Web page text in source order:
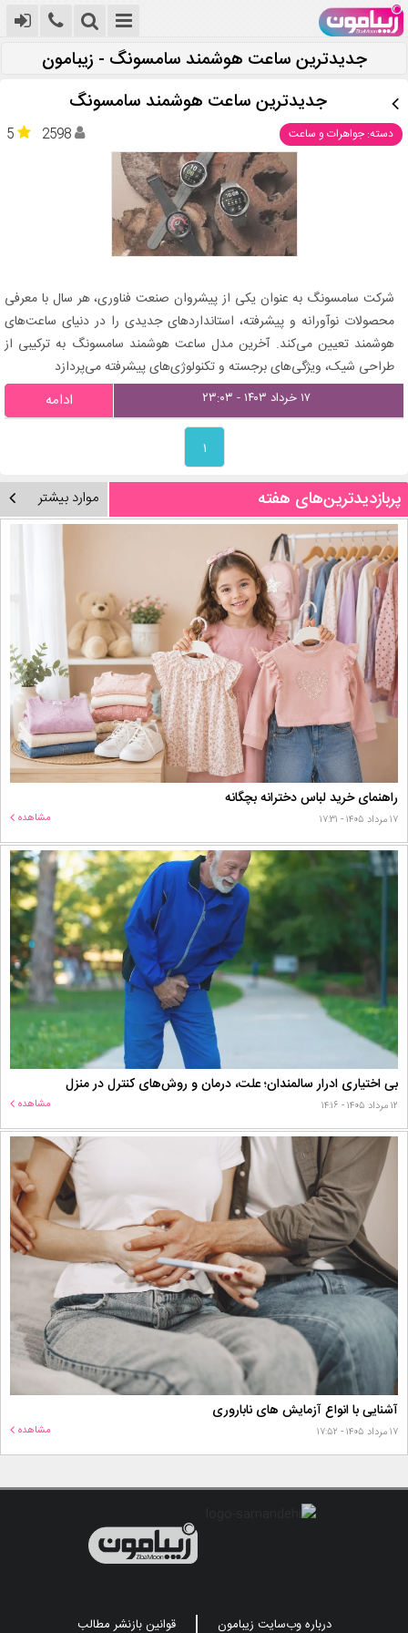
جدیدترین ساعت هوشمند سامسونگ - زیبامون
جدیدترین ساعت هوشمند سامسونگ
دسته: جواهرات و ساعت 5 2598
شرکت سامسونگ به عنوان یکی از پیشروان صنعت فناوری، هر سال با معرفی
محصولات نوآورانه و پیشرفته، استانداردهای جدیدی را در دنیای ساعت‌های
هوشمند تعیین می‌کند. آخرین مدل ساعت هوشمند سامسونگ به ترکیبی از
طراحی شیک، ویژگی‌های برجسته و تکنولوژی‌های پیشرفته می‌پردازد
۱۷ خرداد ۱۴۰۳ - ۲۳:۰۳ ادامه
۱
پربازدیدترین‌های هفته موارد بیشتر
راهنمای خرید لباس دخترانه بچگانه
۱۷ مرداد ۱۴۰۵ - ۱۷:۳۱ مشاهده
بی اختیاری ادرار سالمندان؛ علت، درمان و روش‌های کنترل در منزل
۱۲ مرداد ۱۴۰۵ - ۱۴:۱۶ مشاهده
آشنایی با انواع آزمایش های ناباروری
۱۷ مرداد ۱۴۰۵ - ۱۷:۵۲ مشاهده
درباره وب‌سایت زیبامون قوانین بازنشر مطالب